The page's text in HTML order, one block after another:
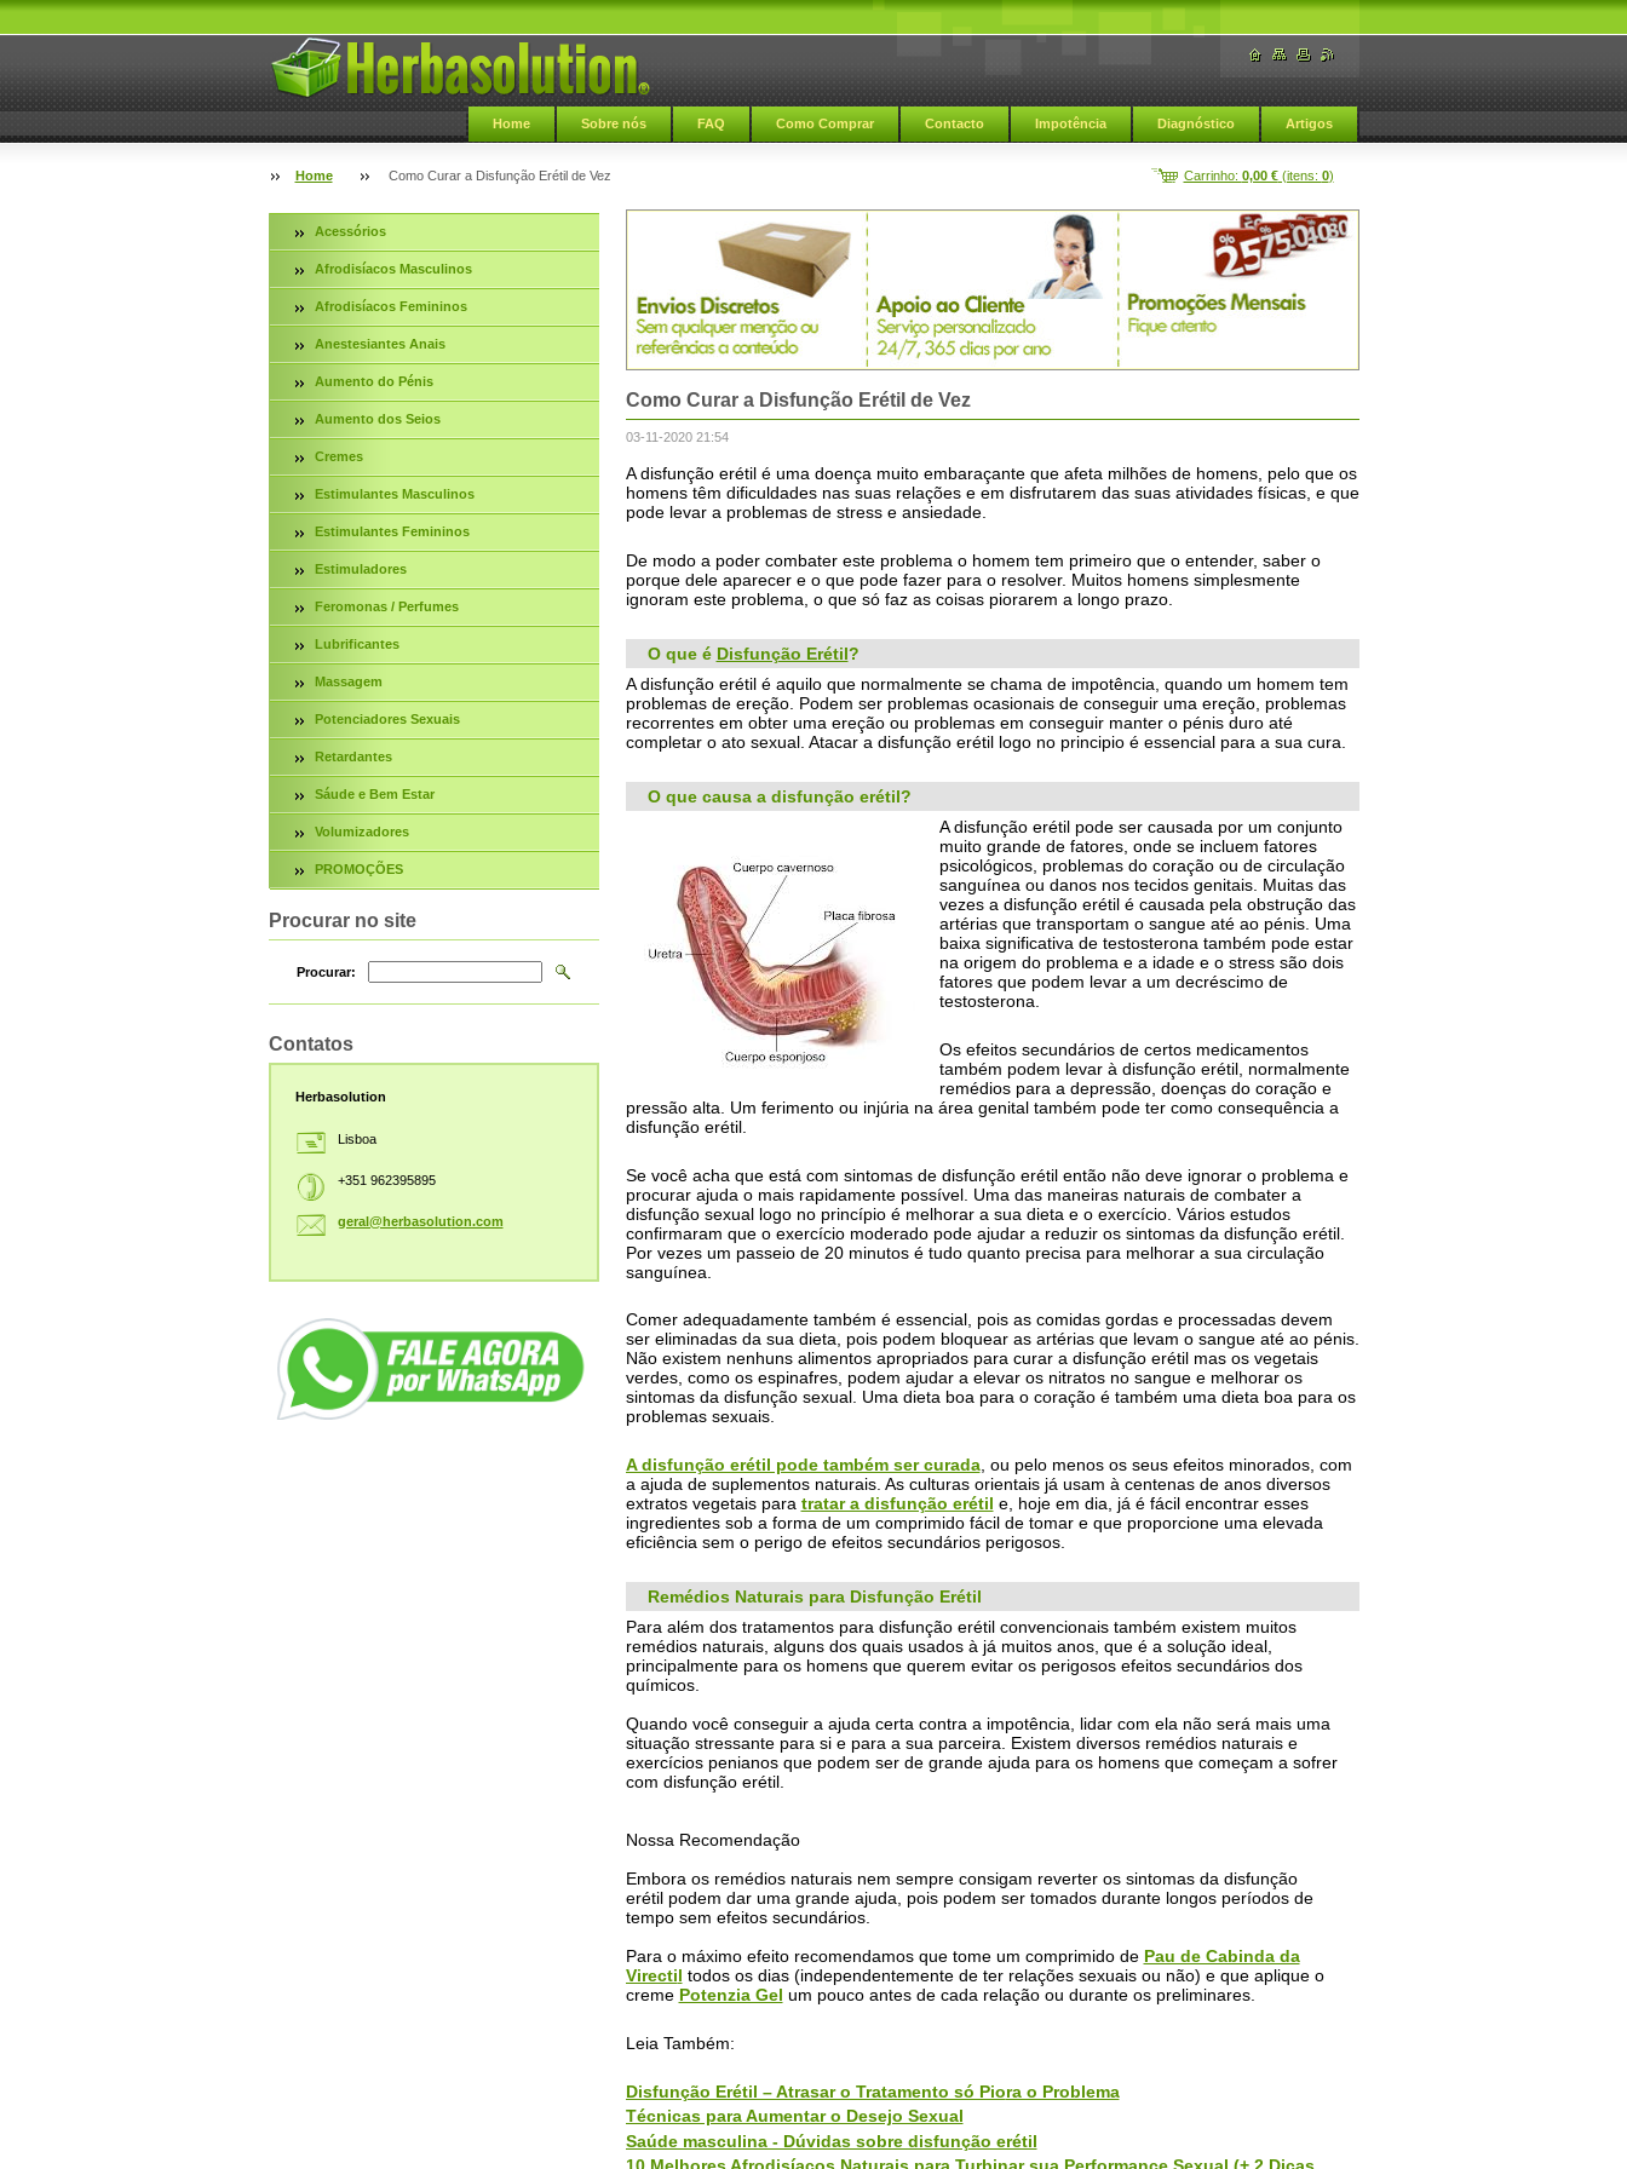
Home Sobre nós FAQ Como Comprar Contacto Impotência Diagnóstico Artigos
Carrinho: 0,00 €(itens: 0)
Home Como Curar a Disfunção Erétil de Vez
Como Curar a Disfunção Erétil de Vez
03-11-2020 21:54
A disfunção erétil é uma doença muito embaraçante que afeta milhões de homens, pelo que os
homens têm dificuldades nas suas relações e em disfrutarem das suas atividades físicas, e que
pode levar a problemas de stress e ansiedade.
De modo a poder combater este problema o homem tem primeiro que o entender, saber o
porque dele aparecer e o que pode fazer para o resolver. Muitos homens simplesmente
ignoram este problema, o que só faz as coisas piorarem a longo prazo.
O que é Disfunção Erétil?
A disfunção erétil é aquilo que normalmente se chama de impotência, quando um homem tem
problemas de ereção. Podem ser problemas ocasionais de conseguir uma ereção, problemas
recorrentes em obter uma ereção ou problemas em conseguir manter o pénis duro até
completar o ato sexual. Atacar a disfunção erétil logo no principio é essencial para a sua cura.
O que causa a disfunção erétil?
A disfunção erétil pode ser causada por um conjunto
muito grande de fatores, onde se incluem fatores
psicológicos, problemas do coração ou de circulação
sanguínea ou danos nos tecidos genitais. Muitas das
vezes a disfunção erétil é causada pela obstrução das
artérias que transportam o sangue até ao pénis. Uma
baixa significativa de testosterona também pode estar
na origem do problema e a idade e o stress são dois
fatores que podem levar a um decréscimo de
testosterona.
Os efeitos secundários de certos medicamentos
também podem levar à disfunção erétil, normalmente
remédios para a depressão, doenças do coração e
pressão alta. Um ferimento ou injúria na área genital também pode ter como consequência a
disfunção erétil.
Se você acha que está com sintomas de disfunção erétil então não deve ignorar o problema e
procurar ajuda o mais rapidamente possível. Uma das maneiras naturais de combater a
disfunção sexual logo no princípio é melhorar a sua dieta e o exercício. Vários estudos
confirmaram que o exercício moderado pode ajudar a reduzir os sintomas da disfunção erétil.
Por vezes um passeio de 20 minutos é tudo quanto precisa para melhorar a sua circulação
sanguínea.
Comer adequadamente também é essencial, pois as comidas gordas e processadas devem
ser eliminadas da sua dieta, pois podem bloquear as artérias que levam o sangue até ao pénis.
Não existem nenhuns alimentos apropriados para curar a disfunção erétil mas os vegetais
verdes, como os espinafres, podem ajudar a elevar os nitratos no sangue e melhorar os
sintomas da disfunção sexual. Uma dieta boa para o coração é também uma dieta boa para os
problemas sexuais.
A disfunção erétil pode também ser curada, ou pelo menos os seus efeitos minorados, com
a ajuda de suplementos naturais. As culturas orientais já usam à centenas de anos diversos
extratos vegetais para tratar a disfunção erétil e, hoje em dia, já é fácil encontrar esses
ingredientes sob a forma de um comprimido fácil de tomar e que proporcione uma elevada
eficiência sem o perigo de efeitos secundários perigosos.
Remédios Naturais para Disfunção Erétil
Para além dos tratamentos para disfunção erétil convencionais também existem muitos
remédios naturais, alguns dos quais usados à já muitos anos, que é a solução ideal,
principalmente para os homens que querem evitar os perigosos efeitos secundários dos
químicos.
Quando você conseguir a ajuda certa contra a impotência, lidar com ela não será mais uma
situação stressante para si e para a sua parceira. Existem diversos remédios naturais e
exercícios penianos que podem ser de grande ajuda para os homens que começam a sofrer
com disfunção erétil.
Nossa Recomendação
Embora os remédios naturais nem sempre consigam reverter os sintomas da disfunção
erétil podem dar uma grande ajuda, pois podem ser tomados durante longos períodos de
tempo sem efeitos secundários.
Para o máximo efeito recomendamos que tome um comprimido de Pau de Cabinda da
Virectil todos os dias (independentemente de ter relações sexuais ou não) e que aplique o
creme Potenzia Gel um pouco antes de cada relação ou durante os preliminares.
Leia Também:
Disfunção Erétil – Atrasar o Tratamento só Piora o Problema
Técnicas para Aumentar o Desejo Sexual
Saúde masculina - Dúvidas sobre disfunção erétil
Acessórios
Afrodisíacos Masculinos
Afrodisíacos Femininos
Anestesiantes Anais
Aumento do Pénis
Aumento dos Seios
Cremes
Estimulantes Masculinos
Estimulantes Femininos
Estimuladores
Feromonas / Perfumes
Lubrificantes
Massagem
Potenciadores Sexuais
Retardantes
Sáude e Bem Estar
Volumizadores
PROMOÇÕES
Procurar no site
Procurar:
Contatos
Herbasolution
Lisboa
+351 962395895
geral@herbasolution.com